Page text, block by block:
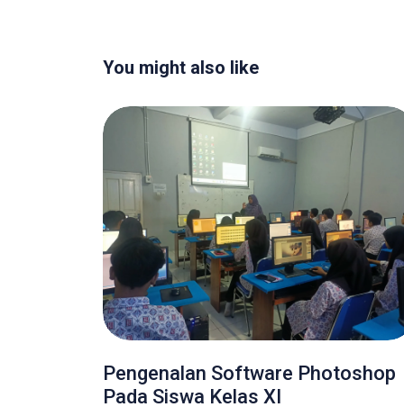
You might also like
Pengenalan Software Photoshop
Pada Siswa Kelas XI